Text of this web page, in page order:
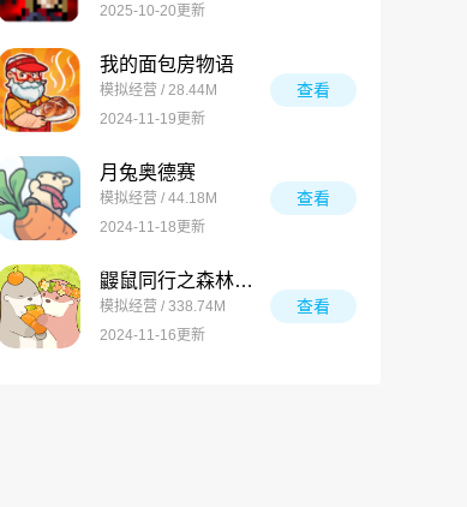
2025-10-20更新
我的面包房物语
模拟经营 / 28.44M
2024-11-19更新
查看
月兔奥德赛
模拟经营 / 44.18M
2024-11-18更新
查看
鼹鼠同行之森林之家万圣节版
模拟经营 / 338.74M
2024-11-16更新
查看